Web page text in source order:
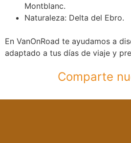
Montblanc.
Naturaleza: Delta del Ebro.
En VanOnRoad te ayudamos a
adaptado a tus días de viaje y
Comparte